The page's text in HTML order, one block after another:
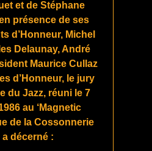
et de Stéphane
présence de ses
d’Honneur, Michel
Delaunay, André
Maurice Cullaz
d’Honneur, le jury
du Jazz, réuni le 7
au ‘Magnetic
de la Cossonnerie
a décerné :